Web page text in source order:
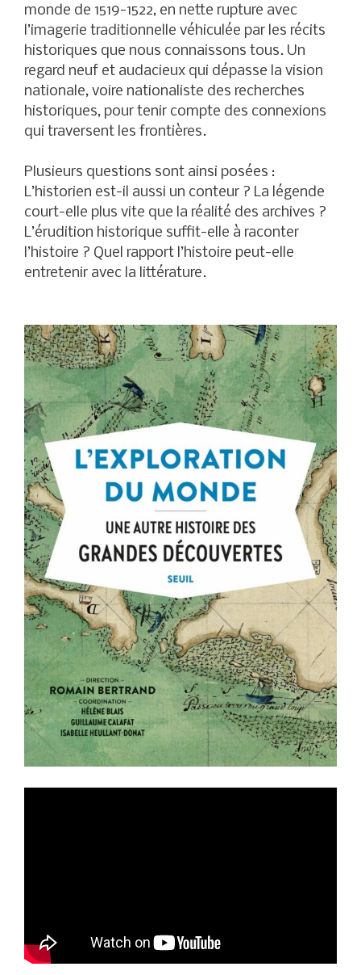
monde de 1519-1522, en nette rupture avec
l’imagerie traditionnelle véhiculée par les récits
historiques que nous connaissons tous. Un
regard neuf et audacieux qui dépasse la vision
nationale, voire nationaliste des recherches
historiques, pour tenir compte des connexions
qui traversent les frontières.
Plusieurs questions sont ainsi posées :
L’historien est-il aussi un conteur ? La légende
court-elle plus vite que la réalité des archives ?
L’érudition historique suffit-elle à raconter
l’histoire ? Quel rapport l’histoire peut-elle
entretenir avec la littérature.